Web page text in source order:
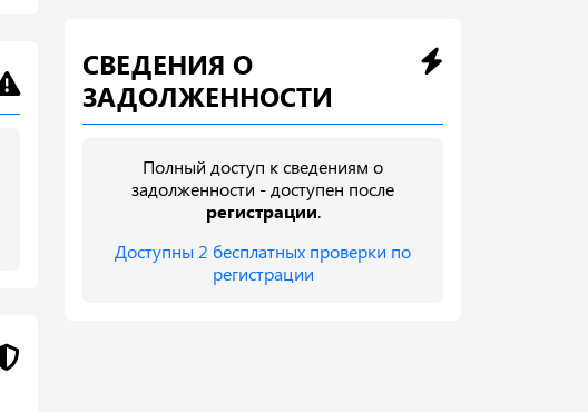
СВЕДЕНИЯ О
ЗАДОЛЖЕННОСТИ
Полный доступ к сведениям о
задолженности - доступен после
регистрации.
Доступны 2 бесплатных проверки по
регистрации